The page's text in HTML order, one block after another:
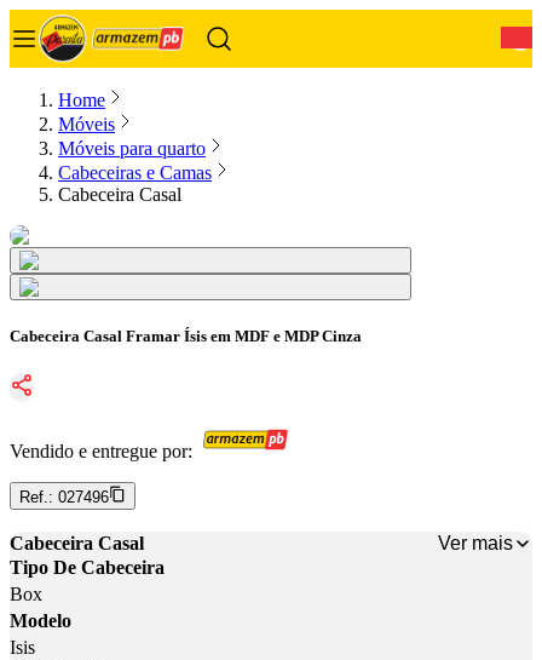
Home
Móveis
Móveis para quarto
Cabeceiras e Camas
Cabeceira Casal
Cabeceira Casal Framar Ísis em MDF e MDP Cinza
Vendido e entregue por:
Ref.: 027496
Cabeceira Casal
Ver mais
Tipo De Cabeceira
Box
Modelo
Isis